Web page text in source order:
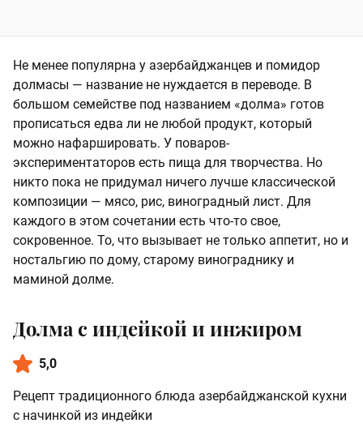
Не менее популярна у азербайджанцев и помидор
долмасы — название не нуждается в переводе. В
большом семействе под названием «долма» готов
прописаться едва ли не любой продукт, который
можно нафаршировать. У поваров-
экспериментаторов есть пища для творчества. Но
никто пока не придумал ничего лучше классической
композиции — мясо, рис, виноградный лист. Для
каждого в этом сочетании есть что-то свое,
сокровенное. То, что вызывает не только аппетит, но и
ностальгию по дому, старому винограднику и
маминой долме.
Долма с индейкой и инжиром
5,0
Рецепт традиционного блюда азербайджанской кухни
с начинкой из индейки